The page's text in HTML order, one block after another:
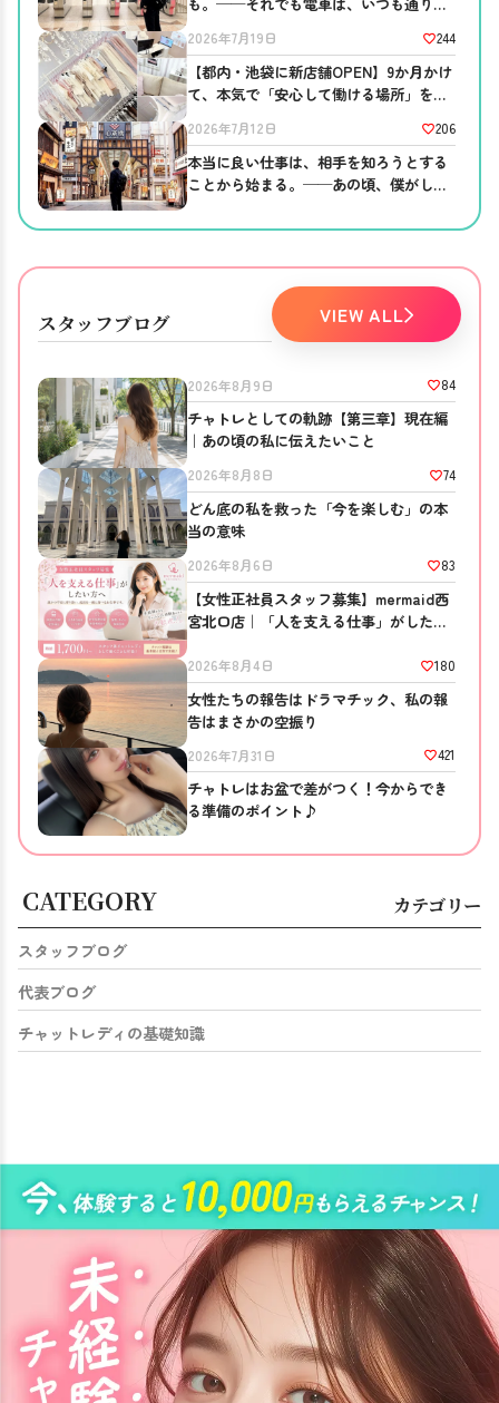
2026年7月19日 244
【都内・池袋に新店舗OPEN】9か月かけ
て、本気で「安心して働ける場所」を作
2026年7月12日 206
本当に良い仕事は、相手を知ろうとする
ことから始まる。──あの頃、僕がして
スタッフブログ VIEW ALL
2026年8月9日 84
チャトレとしての軌跡【第三章】現在編
｜あの頃の私に伝えたいこと
2026年8月8日 74
どん底の私を救った「今を楽しむ」の本
当の意味
2026年8月6日 83
【女性正社員スタッフ募集】mermaid西
宮北口店｜「人を支える仕事」がしたい
2026年8月4日 180
女性たちの報告はドラマチック、私の報
告はまさかの空振り
2026年7月31日 421
チャトレはお盆で差がつく！今からでき
る準備のポイント♪
CATEGORY カテゴリー
スタッフブログ
代表ブログ
チャットレディの基礎知識